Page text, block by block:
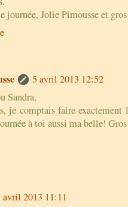
journée, Jolie Pimousse et
5 avril 2013 12:52
Sandra,
je comptais faire exactement
à toi aussi ma belle!
avril 2013 11:11